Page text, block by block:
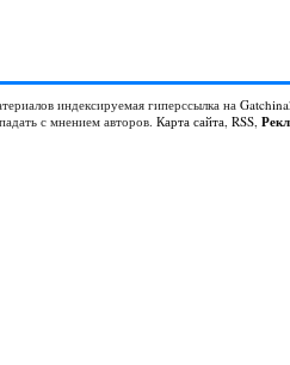
индексируемая гиперссылка на
с мнением авторов. Карта сайта, RSS,